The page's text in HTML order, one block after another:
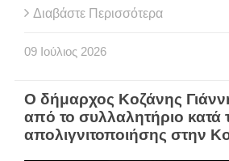
Διαβάστε Περισσότερα
09 Ιούλιος 2026
Ο δήμαρχος Κοζάνης
από το συλλαλητήριο κατά
απολιγνιτοποιήσης στην